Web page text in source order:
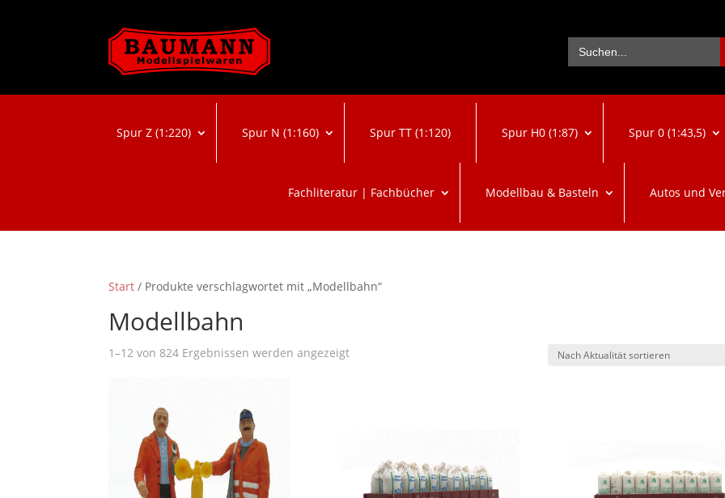
Search
for:
Spur Z (1:220) Spur N (1:160) Spur TT (1:120) Spur H0 (1:87) Spur 0 (1:43,5)
Fachliteratur | Fachbücher Modellbau & Basteln Autos und
Start / Produkte verschlagwortet mit „Modellbahn“
Modellbahn
1–12 von 824 Ergebnissen werden angezeigtNach